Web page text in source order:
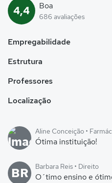
4,4 Boa
686 avaliações
Empregabilidade
Estrutura
Professores
Localização
Aline Conceição •
Ótima instituição!
BR Barbara Reis • Direito
O´timo ensino e